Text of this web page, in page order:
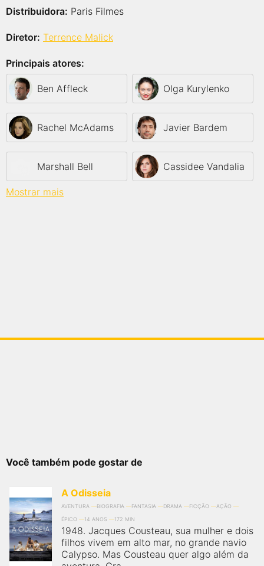
Distribuidora: Paris Filmes
Diretor: Terrence Malick
Principais atores:
Ben Affleck Olga Kurylenko
Rachel McAdams Javier Bardem
Marshall Bell Cassidee Vandalia
Mostrar mais
Você também pode gostar de
A Odisseia
AVENTURA BIOGRAFIA FANTASIA DRAMA FICÇÃO
AÇÃO
ÉPICO
14 ANOS 172 MIN
1948. Jacques Cousteau, sua mulher e dois
filhos vivem em alto mar, no grande navio
Calypso. Mas Cousteau quer algo além da